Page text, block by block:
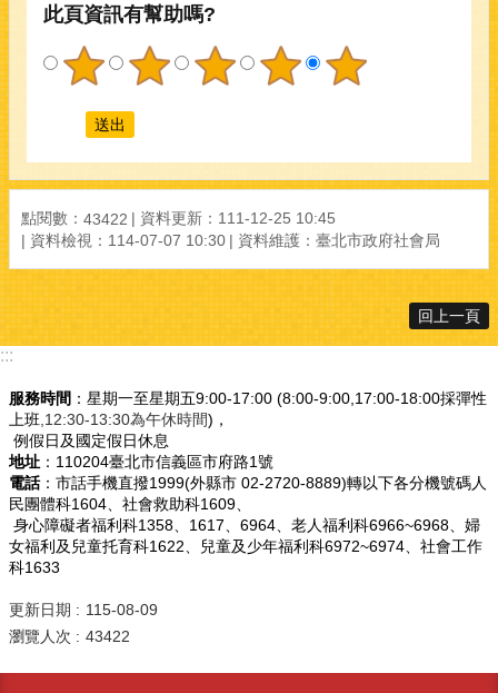
此頁資訊有幫助嗎?
點閱數： 43422
資料更新：111-12-25 10:45
資料檢視：114-07-07 10:30
資料維護：臺北市政府社會局
回上一頁
:::
服務時間 ：星期一至星期五9:00-17:00 (8:00-9:00,17:00-18:00採彈性
上班 ,12:30-13:30為午休時間)，
例假日及國定假日休息
地址 ：110204臺北市信義區市府路1號
電話：市話手機直撥1999(外縣市 02-2720-8889)轉以下各分機號碼人
民團體科1604、社會救助科1609、
身心障礙者福利科1358、1617、6964、老人福利科6966~6968、婦
女福利及兒童托育科1622、兒童及少年福利科6972~6974、社會工作
科1633
更新日期
115-08-09
瀏覽人次
43422